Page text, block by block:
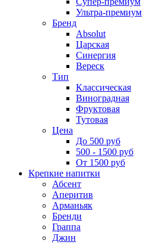
Ультра-премиум
Бренд
Absolut
Царская
Синергия
Вереск
Тип
Классическая
Виноградная
Фруктовая
Тутовая
Цена
До 500 руб
500 - 1500 руб
От 1500 руб
Крепкие напитки
Абсент
Аперитив
Арманьяк
Бренди
Граппа
Джин